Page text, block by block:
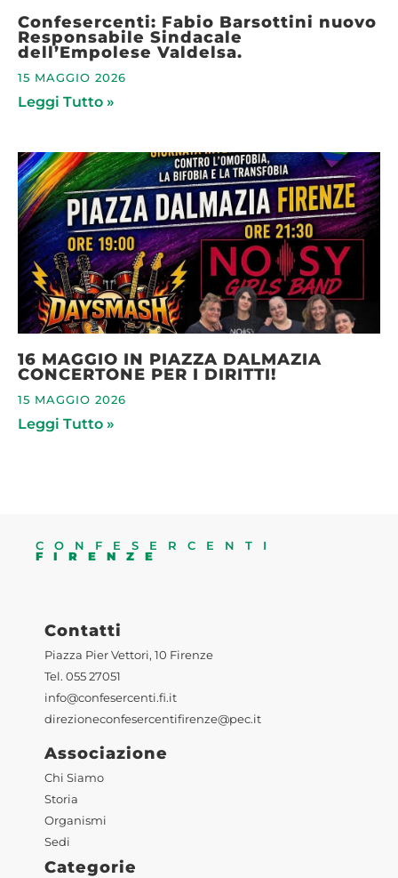
Confesercenti: Fabio Barsottini nuovo
Responsabile Sindacale
dell’Empolese Valdelsa.
15 MAGGIO 2026
Leggi Tutto »
16 MAGGIO IN PIAZZA DALMAZIA
CONCERTONE PER I DIRITTI!
15 MAGGIO 2026
Leggi Tutto »
CONFESERCENTI
FIRENZE
Contatti
Piazza Pier Vettori, 10 Firenze
Tel. 055 27051
info@confesercenti.fi.it
direzioneconfesercentifirenze@pec.it
Associazione
Chi Siamo
Storia
Organismi
Sedi
Categorie